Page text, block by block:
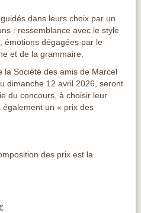
dans leurs choix par un
: ressemblance avec le style
émotions dégagées par le
et de la grammaire.
la Société des amis de Marcel
dimanche 12 avril 2026, seront
du concours, à choisir leur
un « prix des
des prix est la